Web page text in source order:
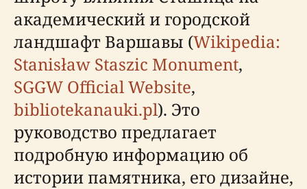
академический и городской
ландшафт Варшавы (Wikipedia:
Stanisław Staszic Monument,
SGGW Official Website,
bibliotekanauki.pl). Это
руководство предлагает
подробную информацию об
истории памятника, его дизайне,